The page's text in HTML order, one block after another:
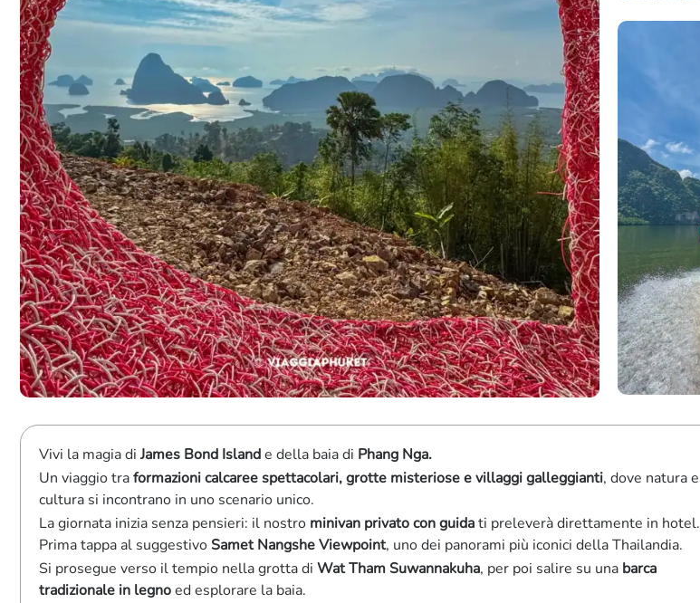
Vivi la magia di James Bond Islande della baia di Phang Nga.
Un viaggio traformazioni calcaree spettacolari, grotte misteriose e villaggi galleggianti, dove natura e
cultura si incontrano in uno scenario unico.
La giornata inizia senza pensieri: il nostro minivan privato con guidati preleverà direttamente in hotel.
Prima tappa al suggestivo Samet Nangshe Viewpoint, uno dei panorami più iconici della Thailandia.
Si prosegue verso il tempio nella grotta di Wat Tham Suwannakuha, per poi salire su una barca
tradizionale in legnoed esplorare la baia.